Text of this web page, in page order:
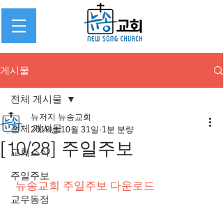
게시물
전체 게시물
교회소식
주일주보
교우동정
전체 게시물
[10/28] 주일주보
뉴저지 뉴송교회
2018년 10월 31일 1분 분량
뉴송교회 주일주보 다운로드